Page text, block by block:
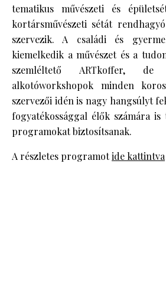
tematikus művészeti és
kortársművészeti sétát
szervezik. A családi és
kiemelkedik a művészet és a
szemléltető ARTkoffer,
alkotóworkshopok minden
szervezői idén is nagy hangsúlyt
fogyatékossággal élők számára is
programokat biztosítsanak.
A részletes programotide kattintva